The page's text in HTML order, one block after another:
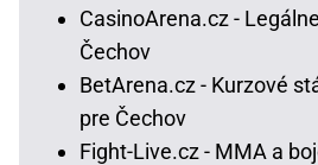
CasinoArena.cz -
Čechov
BetArena.cz - Kurzové
pre Čechov
Fight-Live.cz - MMA a